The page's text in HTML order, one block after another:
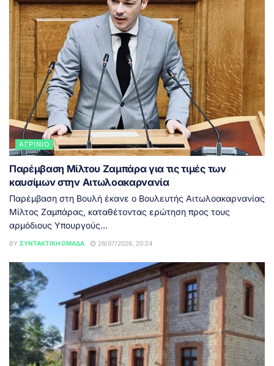
ΑΓΡΊΝΙΟ
Παρέμβαση Μίλτου Ζαμπάρα για τις τιμές των
καυσίμων στην Αιτωλοακαρνανία
Παρέμβαση στη Βουλή έκανε ο Βουλευτής Αιτωλοακαρνανίας
Μίλτος Ζαμπάρας, καταθέτοντας ερώτηση προς τους
αρμόδιους Υπουργούς...
BY ΣΥΝΤΑΚΤΙΚΉ ΟΜΆΔΑ 28/07/2026, 20:24